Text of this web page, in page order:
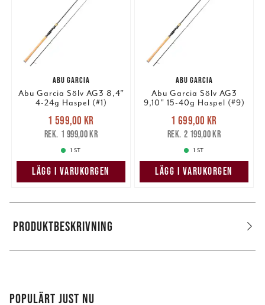
ABU GARCIA
Abu Garcia Sölv AG3 8,4"
4-24g Haspel (#1)
Nuvarande pris
1 599,00 krTidigare pris
1 999,00 kr
1 599,00 kr
1 999,00 kr
1 ST
LÄGG I VARUKORGEN
ABU GARCIA
Abu Garcia Sölv AG3
9,10" 15-40g Haspel (#9)
Nuvarande pris
1 699,00 krTidigare pris
2 199,00 kr
1 699,00 kr
2 199,00 kr
1 ST
LÄGG I VARUKORGEN
PRODUKTBESKRIVNING
POPULÄRT JUST NU